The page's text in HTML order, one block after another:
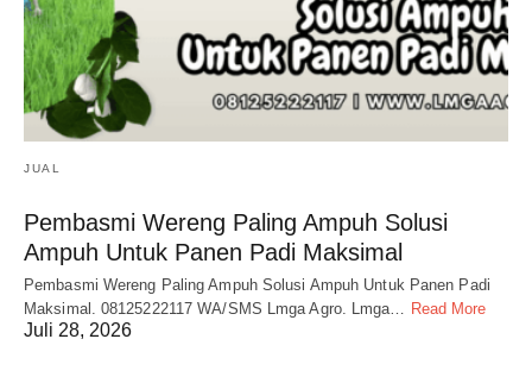
JUAL
Pembasmi Wereng Paling Ampuh Solusi
Ampuh Untuk Panen Padi Maksimal
Pembasmi Wereng Paling Ampuh Solusi Ampuh Untuk Panen Padi
Maksimal. 08125222117 WA/SMS Lmga Agro. Lmga… Read More
Juli 28, 2026